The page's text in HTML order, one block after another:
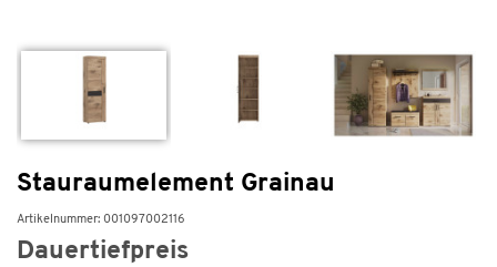
Stauraumelement Grainau
Artikelnummer: 001097002116
Dauertiefpreis